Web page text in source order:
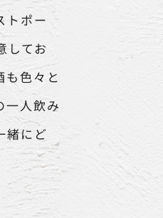
トポー
してお
も色々と
一人飲み
緒にど